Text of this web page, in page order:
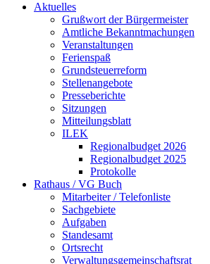
Aktuelles
Grußwort der Bürgermeister
Amtliche Bekanntmachungen
Veranstaltungen
Ferienspaß
Grundsteuerreform
Stellenangebote
Presseberichte
Sitzungen
Mitteilungsblatt
ILEK
Regionalbudget 2026
Regionalbudget 2025
Protokolle
Rathaus / VG Buch
Mitarbeiter / Telefonliste
Sachgebiete
Aufgaben
Standesamt
Ortsrecht
Verwaltungsgemeinschaftsrat